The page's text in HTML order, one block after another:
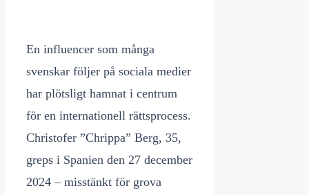
En influencer som många
svenskar följer på sociala medier
har plötsligt hamnat i centrum
för en internationell rättsprocess.
Christofer ”Chrippa” Berg, 35,
greps i Spanien den 27 december
2024 – misstänkt för grova